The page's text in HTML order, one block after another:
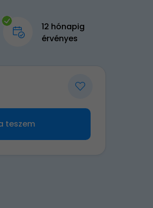
12 hónapig
érvényes
teszem